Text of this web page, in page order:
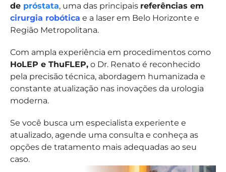
de próstata, uma das principais referências em
cirurgia robótica e a laser em Belo Horizonte e
Região Metropolitana.
Com ampla experiência em procedimentos como
HoLEP e ThuFLEP, o Dr. Renato é reconhecido
pela precisão técnica, abordagem humanizada e
constante atualização nas inovações da urologia
moderna.
Se você busca um especialista experiente e
atualizado, agende uma consulta e conheça as
opções de tratamento mais adequadas ao seu
caso.